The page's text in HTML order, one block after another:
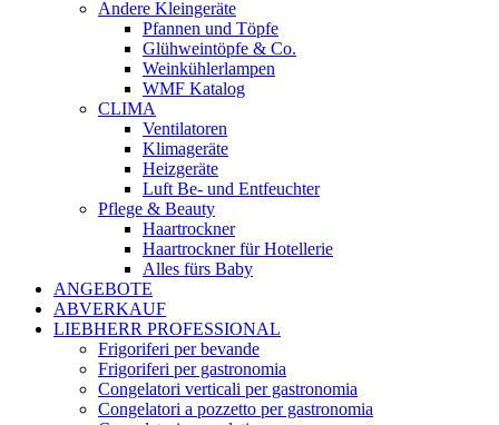
Andere Kleingeräte
Pfannen und Töpfe
Glühweintöpfe & Co.
Weinkühlerlampen
WMF Katalog
CLIMA
Ventilatoren
Klimageräte
Heizgeräte
Luft Be- und Entfeuchter
Pflege & Beauty
Haartrockner
Haartrockner für Hotellerie
Alles fürs Baby
ANGEBOTE
ABVERKAUF
LIEBHERR PROFESSIONAL
Frigoriferi per bevande
Frigoriferi per gastronomia
Congelatori verticali per gastronomia
Congelatori a pozzetto per gastronomia